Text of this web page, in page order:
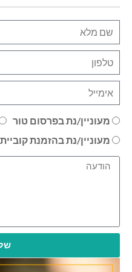
מעוניין/נת בפרסום טור
מעוניין/נת בהזמנת